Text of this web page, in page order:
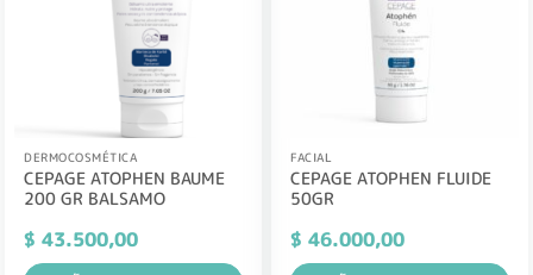
DERMOCOSMÉTICA
CEPAGE ATOPHEN BAUME
200 GR BALSAMO
$ 43.500,00
FACIAL
CEPAGE ATOPHEN FLUIDE
50GR
$ 46.000,00